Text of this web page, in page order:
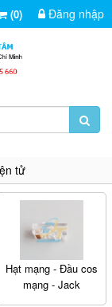
(0) Đăng nhập
tử
Hạt mạng - Đầu cos
mạng - Jack